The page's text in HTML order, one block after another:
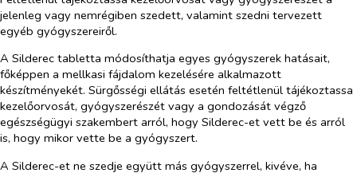
jelenleg vagy nemrégiben szedett, valamint szedni tervezett
egyéb gyógyszereiről.
A Silderec tabletta módosíthatja egyes gyógyszerek hatásait,
főképpen a mellkasi fájdalom kezelésére alkalmazott
készítményekét. Sürgősségi ellátás esetén feltétlenül tájékoztassa
kezelőorvosát, gyógyszerészét vagy a gondozását végző
egészségügyi szakembert arról, hogy Silderec-et vett be és arról
is, hogy mikor vette be a gyógyszert.
A Silderec-et ne szedje együtt más gyógyszerrel, kivéve, ha